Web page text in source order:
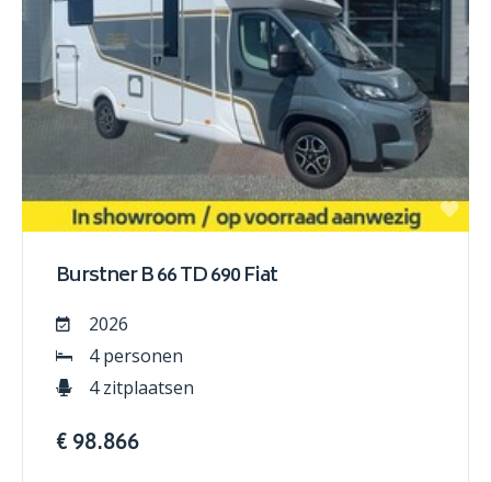
Burstner B 66 TD 690 Fiat
2026
4 personen
4 zitplaatsen
€ 98.866